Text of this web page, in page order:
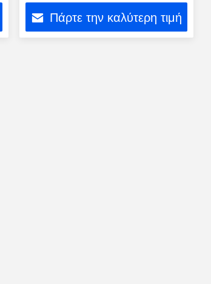
Πάρτε την καλύτερη τιμή